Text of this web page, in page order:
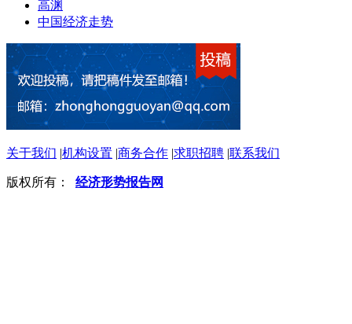
高渊
中国经济走势
关于我们 |机构设置 |商务合作 |求职招聘 |联系我们
版权所有： 经济形势报告网